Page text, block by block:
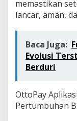
memastikan
lancar, aman,
Baca Juga:
Evolusi
Berduri
OttoPay
Pertumbuhan